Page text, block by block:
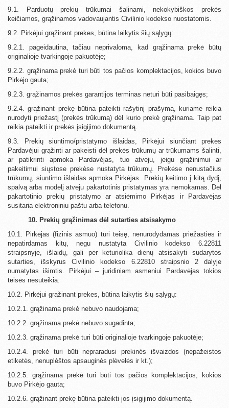
9.1. Parduotų prekių trūkumai šalinami, nekokybiškos prekės
keičiamos, grąžinamos vadovaujantis Civilinio kodekso nuostatomis.
9.2. Pirkėjui grąžinant prekes, būtina laikytis šių sąlygų:
9.2.1. pageidautina, tačiau neprivaloma, kad grąžinama prekė būtų
originalioje tvarkingoje pakuotėje;
9.2.2. grąžinama prekė turi būti tos pačios komplektacijos, kokios buvo
Pirkėjo gauta;
9.2.3. grąžinamos prekės garantijos terminas neturi būti pasibaigęs;
9.2.4. grąžinant prekę būtina pateikti rašytinį prašymą, kuriame reikia
nurodyti priežastį (prekės trūkumą) dėl kurio prekė grąžinama. Taip pat
reikia pateikti ir prekės įsigijimo dokumentą.
9.3. Prekių siuntimo/pristatymo išlaidas, Pirkėjui siunčiant prekes
Pardavėjui grąžinti ar pakeisti dėl prekės trūkumų ar trūkumams šalinti,
ar patikrinti apmoka Pardavėjas, tuo atveju, jeigu grąžinimui ar
pakeitimui siųstose prekėse nustatyta trūkumų. Prekėse nenustačius
trūkumų, siuntimo išlaidas apmoka Pirkėjas. Prekių keitimo į kitą dydį,
spalvą arba modelį atveju pakartotinis pristatymas yra nemokamas. Dėl
pakartotinio prekių pristatymo ar atsiėmimo Pirkėjas ir Pardavėjas
susitaria elektroniniu paštu arba telefonu.
10. Prekių grąžinimas dėl sutarties atsisakymo
10.1. Pirkėjas (fizinis asmuo) turi teisę, nenurodydamas priežasties ir
nepatirdamas kitų, negu nustatyta Civilinio kodekso 6.22811
straipsnyje, išlaidų, gali per keturiolika dienų atsisakyti sudarytos
sutarties, išskyrus Civilinio kodekso 6.22810 straipsnio 2 dalyje
numatytas išimtis. Pirkėjui – juridiniam asmeniui Pardavėjas tokios
teisės nesuteikia.
10.2. Pirkėjui grąžinant prekes, būtina laikytis šių sąlygų:
10.2.1. grąžinama prekė nebuvo naudojama;
10.2.2. grąžinama prekė nebuvo sugadinta;
10.2.3. grąžinama prekė turi būti originalioje tvarkingoje pakuotėje;
10.2.4. prekė turi būti nepraradusi prekinės išvaizdos (nepažeistos
etiketės, nenuplėštos apsauginės plėvelės ir kt.);
10.2.5. grąžinama prekė turi būti tos pačios komplektacijos, kokios
buvo Pirkėjo gauta;
10.2.6. grąžinant prekę būtina pateikti jos įsigijimo dokumentą.